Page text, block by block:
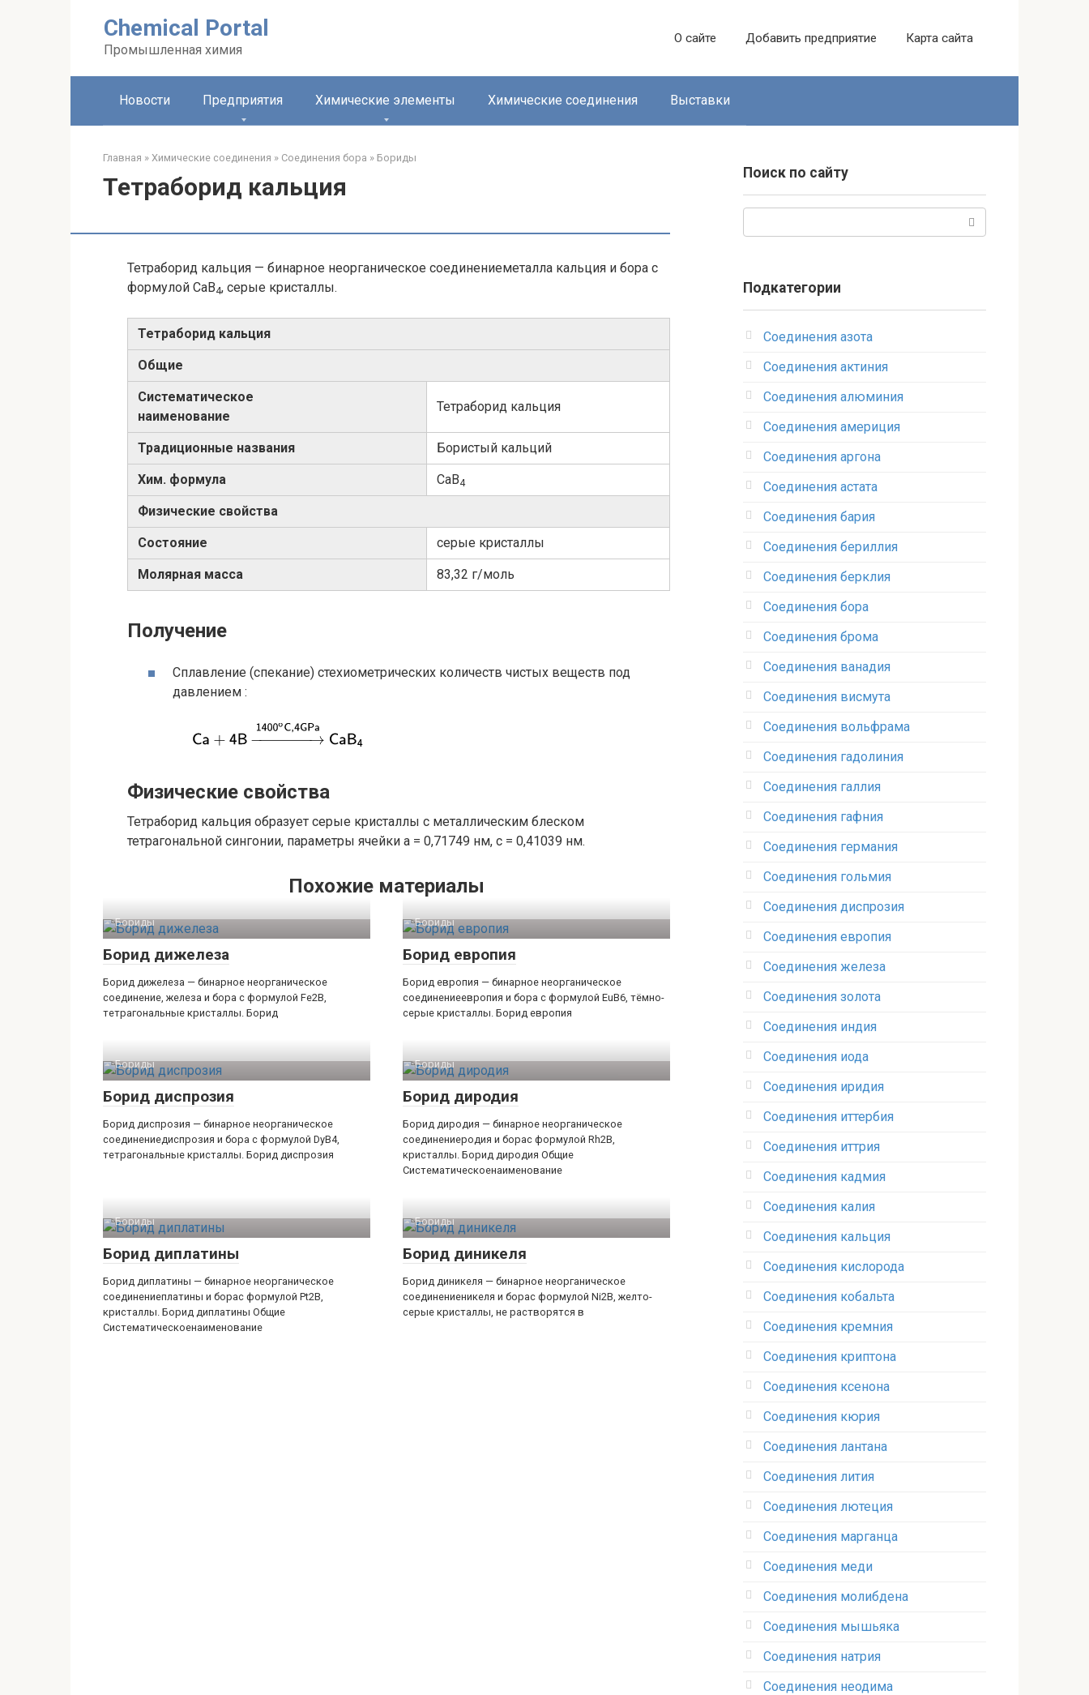
Chemical Portal
Промышленная химия
О сайте Добавить предприятие Карта сайта
Новости Предприятия Химические элементы Химические соединения Выставки
Главная » Химические соединения » Соединения бора‎ » Бориды‎
Тетраборид кальция
Тетраборид кальция — бинарное неорганическое соединениеметалла кальция и бора с
формулой CaB4, серые кристаллы.
Тетраборид кальция
Общие
Систематическое
наименование
Тетраборид кальция
Традиционные названия Бористый кальций
Хим. формула CaB4
Физические свойства
Состояние серые кристаллы
Молярная масса 83,32 г/моль
Получение
Сплавление (спекание) стехиометрических количеств чистых веществ под
давлением :
Физические свойства
Тетраборид кальция образует серые кристаллы с металлическим блеском
тетрагональной сингонии, параметры ячейки a = 0,71749 нм, c = 0,41039 нм.
Похожие материалы
Бориды‎
Борид дижелеза
Борид дижелеза — бинарное неорганическое
соединение, железа и бора с формулой Fe2B,
тетрагональные кристаллы. Борид
Бориды‎
Борид европия
Борид европия — бинарное неорганическое
соединениеевропия и бора с формулой EuB6, тёмно-
серые кристаллы. Борид европия
Бориды‎
Борид диспрозия
Борид диспрозия — бинарное неорганическое
соединениедиспрозия и бора с формулой DyB4,
тетрагональные кристаллы. Борид диспрозия
Бориды‎
Борид диродия
Борид диродия — бинарное неорганическое
соединениеродия и борас формулой Rh2B,
кристаллы. Борид диродия Общие
Систематическоенаименование
Бориды‎
Борид диплатины
Борид диплатины — бинарное неорганическое
соединениеплатины и борас формулой Pt2B,
кристаллы. Борид диплатины Общие
Систематическоенаименование
Бориды‎
Борид диникеля
Борид диникеля — бинарное неорганическое
соединениеникеля и борас формулой Ni2B, желто-
серые кристаллы, не растворятся в
Поиск по сайту
Подкатегории
Соединения азота
Соединения актиния
Соединения алюминия‎
Соединения америция‎
Соединения аргона‎
Соединения астата‎
Соединения бария
Соединения бериллия‎
Соединения берклия
Соединения бора‎
Соединения брома‎
Соединения ванадия‎
Соединения висмута
Соединения вольфрама‎
Соединения гадолиния‎
Соединения галлия‎
Соединения гафния‎
Соединения германия‎
Соединения гольмия‎
Соединения диспрозия‎ ‎
Соединения европия‎
Соединения железа‎
Соединения золота‎
Соединения индия
Соединения иода‎
Соединения иридия
Соединения иттербия‎
Соединения иттрия‎
Соединения кадмия
Соединения калия‎
Соединения кальция
Соединения кислорода‎
Соединения кобальта
Соединения кремния‎
Соединения криптона‎
Соединения ксенона‎
Соединения кюрия
Соединения лантана‎
Соединения лития‎
Соединения лютеция‎
Соединения марганца‎
Соединения меди
Соединения молибдена‎
Соединения мышьяка‎ ‎
Соединения натрия‎
Соединения неодима‎